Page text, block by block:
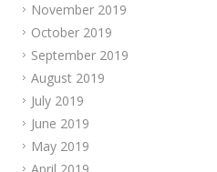
November 2019
October 2019
September 2019
August 2019
July 2019
June 2019
May 2019